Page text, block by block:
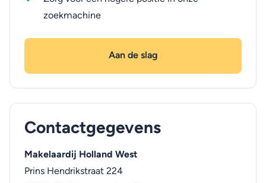
zoekmachine
Aan de slag
Contactgegevens
Makelaardij Holland West
Prins Hendrikstraat 224